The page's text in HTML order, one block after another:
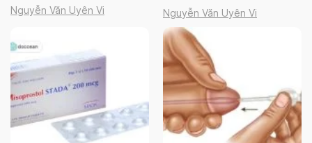
Nguyễn Văn Uyên Vi Nguyễn Văn Uyên Vi